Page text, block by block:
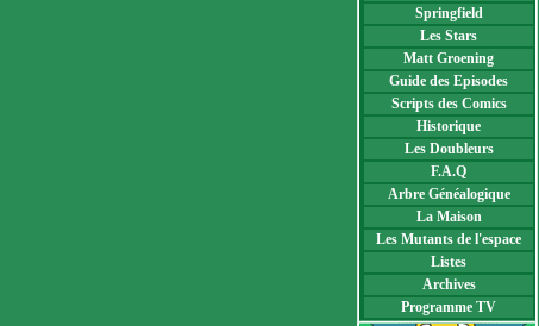
Springfield
Les Stars
Matt Groening
Guide des Episodes
Scripts des Comics
Historique
Les Doubleurs
F.A.Q
Arbre Généalogique
La Maison
Les Mutants de l'espace
Listes
Archives
Programme TV